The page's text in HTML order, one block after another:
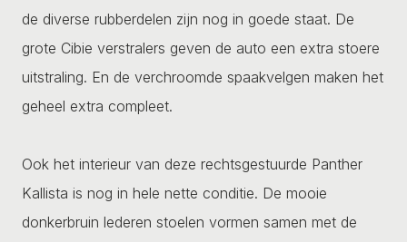
de diverse rubberdelen zijn nog in goede staat. De
grote Cibie verstralers geven de auto een extra stoere
uitstraling. En de verchroomde spaakvelgen maken het
geheel extra compleet.
Ook het interieur van deze rechtsgestuurde Panther
Kallista is nog in hele nette conditie. De mooie
donkerbruin lederen stoelen vormen samen met de